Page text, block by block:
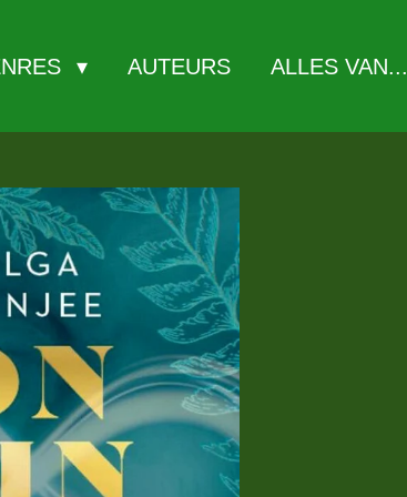
AUTEURS ALLES VAN...